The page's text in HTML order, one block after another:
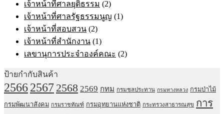
เจ้าหน้าที่ศาลยุติธรรม (2)
เจ้าหน้าที่ศาลรัฐธรรมนูญ (1)
เจ้าหน้าที่สอบสวน (2)
เจ้าหน้าที่สำนักงาน (1)
เลขานุการประจำองค์คณะ (2)
ป้ายกำกับสินค้า
25662567 2568 2569 กทม กรมชลประทาน กรมทางหลวง กรมป่าไม้
กรมพัฒนาสังคม กรมราชทัณฑ์ กรมอุทยานแห่งชาติ กระทรวงสาธารณสุข การ